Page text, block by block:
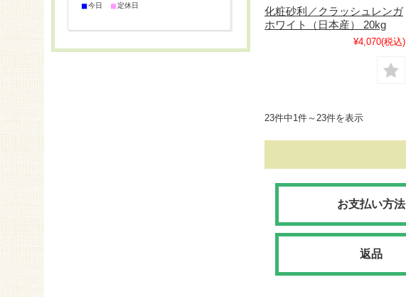
化粧砂利／クラッシュレンガ
ホワイト（日本産） 20kg
¥4,070(税込)
23件中1件～23件を表示
お支払い方法
返品
■今日 ■定休日